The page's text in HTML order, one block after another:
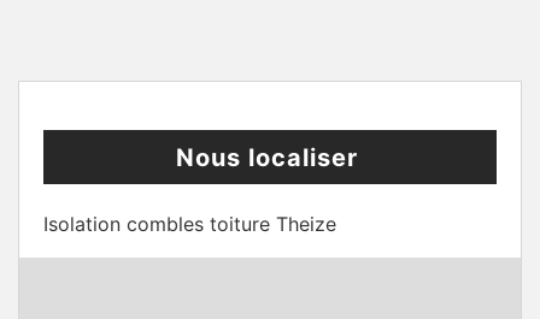
Nous localiser
Isolation combles toiture Theize